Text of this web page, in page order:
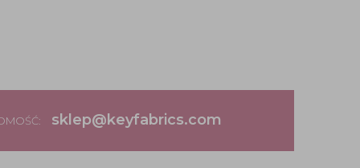
sklep@keyfabrics.com